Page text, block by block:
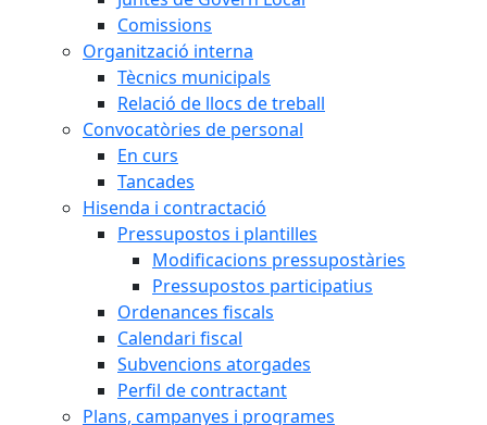
Comissions
Organització interna
Tècnics municipals
Relació de llocs de treball
Convocatòries de personal
En curs
Tancades
Hisenda i contractació
Pressupostos i plantilles
Modificacions pressupostàries
Pressupostos participatius
Ordenances fiscals
Calendari fiscal
Subvencions atorgades
Perfil de contractant
Plans, campanyes i programes